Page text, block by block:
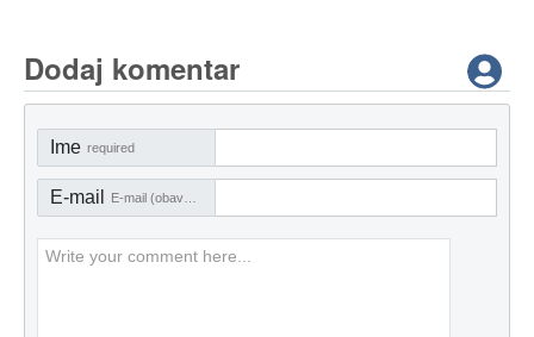
Dodaj komentar
Ime required
E-mail